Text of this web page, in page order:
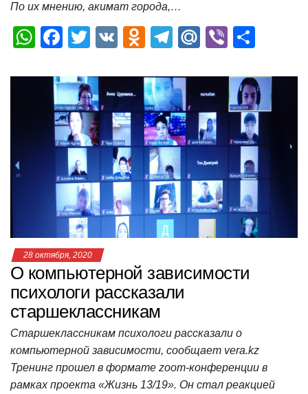
По их мнению, акимат города,…
W
at
p
F
c
e
b
o
o
k
T
tt
er
V
O
n
o
kl
a
ss
ni
ki
T
e
gr
a
m
M
.R
u
Vi
er п
р
а
в
и
т
ь
28 октября, 2020
О компьютерной зависимости
психологи рассказали
старшеклассникам
Старшеклассникам психологи рассказали о
компьютерной зависимости, сообщает vera.kz
Тренинг прошел в формате zoom-конференции в
рамках проекта «Жизнь 13/19». Он стал реакцией